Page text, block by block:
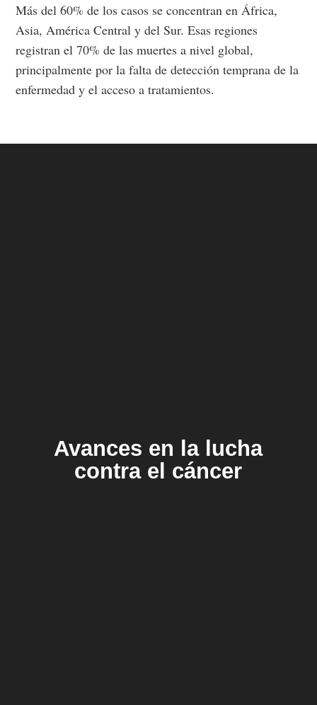
Más del 60% de los casos se concentran en África,
Asia, América Central y del Sur. Esas regiones
registran el 70% de las muertes a nivel global,
principalmente por la falta de detección temprana de la
enfermedad y el acceso a tratamientos.
Avances en la lucha
contra el cáncer